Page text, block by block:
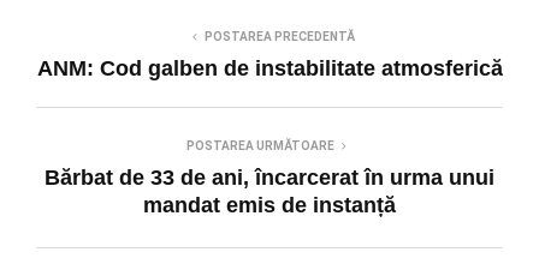
POSTAREA PRECEDENTĂ
ANM: Cod galben de instabilitate atmosferică
POSTAREA URMĂTOARE
Bărbat de 33 de ani, încarcerat în urma unui
mandat emis de instanță